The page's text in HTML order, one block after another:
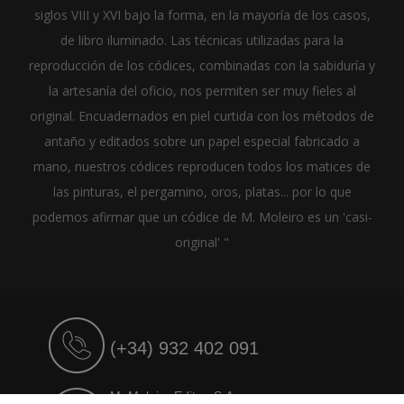
siglos VIII y XVI bajo la forma, en la mayoría de los casos,
de libro iluminado. Las técnicas utilizadas para la
reproducción de los códices, combinadas con la sabiduría y
la artesanía del oficio, nos permiten ser muy fieles al
original. Encuadernados en piel curtida con los métodos de
antaño y editados sobre un papel especial fabricado a
mano, nuestros códices reproducen todos los matices de
las pinturas, el pergamino, oros, platas... por lo que
podemos afirmar que un códice de M. Moleiro es un 'casi-
original' "
(+34) 932 402 091
M. Moleiro Editor, S.A.